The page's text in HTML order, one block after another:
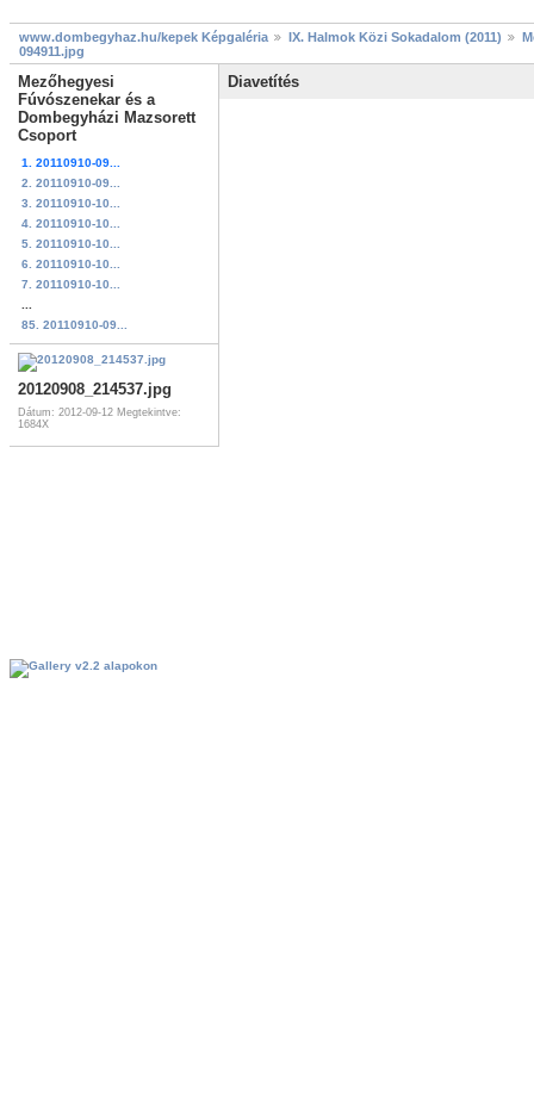
www.dombegyhaz.hu/kepek Képgaléria IX. Halmok Közi Sokadalom (2011)
094911.jpg
Mezőhegyesi
Fúvószenekar és a
Dombegyházi Mazsorett
Csoport
1. 20110910-09...
2. 20110910-09...
3. 20110910-10...
4. 20110910-10...
5. 20110910-10...
6. 20110910-10...
7. 20110910-10...
85. 20110910-09...
20120908_214537.jpg
Dátum: 2012-09-12 Megtekintve:
1684X
Diavetítés